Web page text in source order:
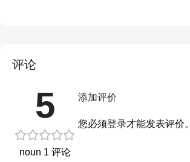
评论
5
noun 1 评论
添加评价
您必须登录才能发表评价。